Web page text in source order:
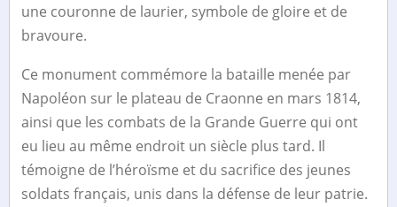
une couronne de laurier, symbole de gloire et de
bravoure.
Ce monument commémore la bataille menée par
Napoléon sur le plateau de Craonne en mars 1814,
ainsi que les combats de la Grande Guerre qui ont
eu lieu au même endroit un siècle plus tard. Il
témoigne de l’héroïsme et du sacrifice des jeunes
soldats français, unis dans la défense de leur patrie.